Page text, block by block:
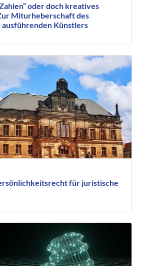
oder doch kreatives
Miturheberschaft des
Künstlers
für juristische